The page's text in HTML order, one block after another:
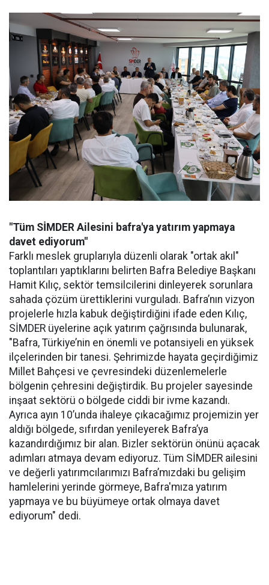
"Tüm SİMDER Ailesini bafra'ya yatırım yapmaya
davet ediyorum"
Farklı meslek gruplarıyla düzenli olarak "ortak akıl"
toplantıları yaptıklarını belirten Bafra Belediye Başkanı
Hamit Kılıç, sektör temsilcilerini dinleyerek sorunlara
sahada çözüm ürettiklerini vurguladı. Bafra’nın vizyon
projelerle hızla kabuk değiştirdiğini ifade eden Kılıç,
SİMDER üyelerine açık yatırım çağrısında bulunarak,
"Bafra, Türkiye’nin en önemli ve potansiyeli en yüksek
ilçelerinden bir tanesi. Şehrimizde hayata geçirdiğimiz
Millet Bahçesi ve çevresindeki düzenlemelerle
bölgenin çehresini değiştirdik. Bu projeler sayesinde
inşaat sektörü o bölgede ciddi bir ivme kazandı.
Ayrıca ayın 10’unda ihaleye çıkacağımız projemizin yer
aldığı bölgede, sıfırdan yenileyerek Bafra’ya
kazandırdığımız bir alan. Bizler sektörün önünü açacak
adımları atmaya devam ediyoruz. Tüm SİMDER ailesini
ve değerli yatırımcılarımızı Bafra’mızdaki bu gelişim
hamlelerini yerinde görmeye, Bafra'mıza yatırım
yapmaya ve bu büyümeye ortak olmaya davet
ediyorum" dedi.